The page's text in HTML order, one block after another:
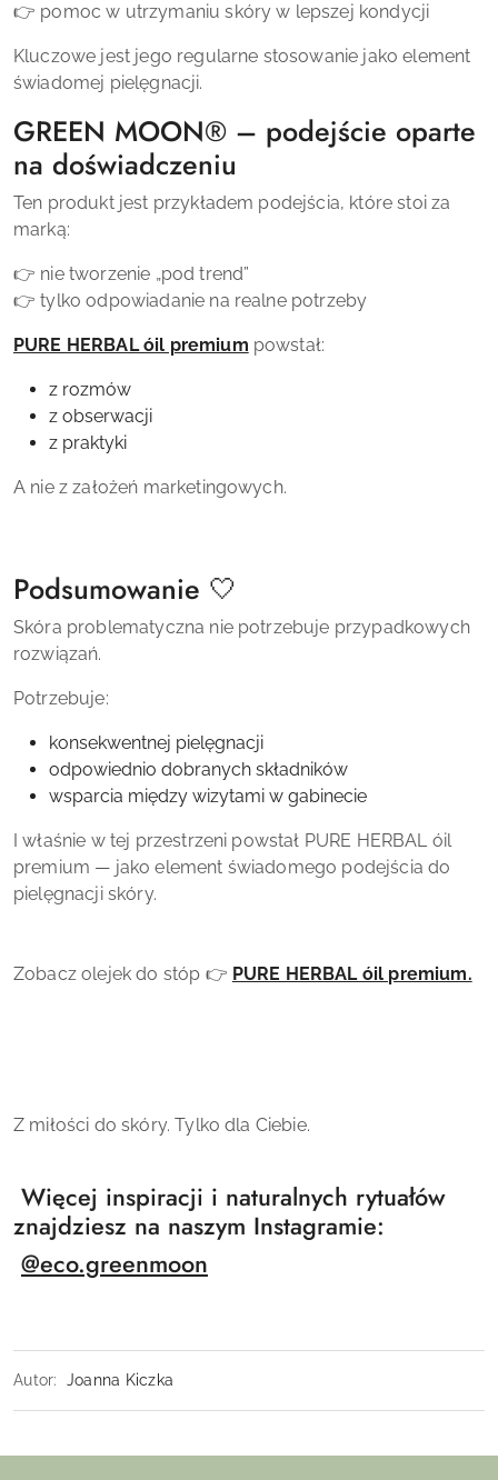
👉 pomoc w utrzymaniu skóry w lepszej kondycji
Kluczowe jest jego regularne stosowanie jako element
świadomej pielęgnacji.
GREEN MOON® – podejście oparte
na doświadczeniu
Ten produkt jest przykładem podejścia, które stoi za
marką:
👉 nie tworzenie „pod trend”
👉 tylko odpowiadanie na realne potrzeby
PURE HERBAL óil premium powstał:
z rozmów
z obserwacji
z praktyki
A nie z założeń marketingowych.
Podsumowanie 🤍
Skóra problematyczna nie potrzebuje przypadkowych
rozwiązań.
Potrzebuje:
konsekwentnej pielęgnacji
odpowiednio dobranych składników
wsparcia między wizytami w gabinecie
I właśnie w tej przestrzeni powstał PURE HERBAL óil
premium — jako element świadomego podejścia do
pielęgnacji skóry.
Zobacz olejek do stóp 👉 PURE HERBAL óil premium.
Z miłości do skóry. Tylko dla Ciebie.
Więcej inspiracji i naturalnych rytuałów
znajdziesz na naszym Instagramie:
@eco.greenmoon
Autor: Joanna Kiczka